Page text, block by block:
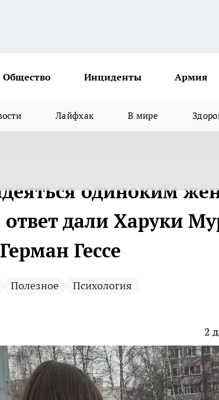
Общество Инциденты Армия
Лайфхак В мире
одиноким
ответ дали Харуки
Гессе
Полезное Психология
2